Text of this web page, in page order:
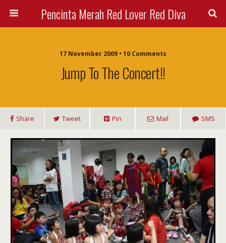
Pencinta Merah Red Lover Red Diva
17 November 2009 • 10 Comments
Jump To The Concert!!
Share Tweet Pin Mail SMS